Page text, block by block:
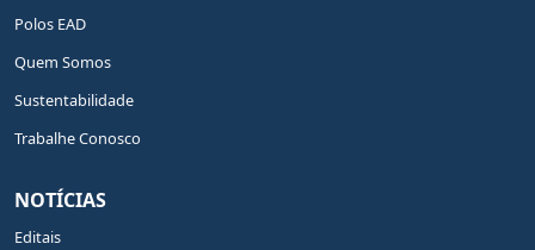
Polos EAD
Quem Somos
Sustentabilidade
Trabalhe Conosco
NOTÍCIAS
Editais